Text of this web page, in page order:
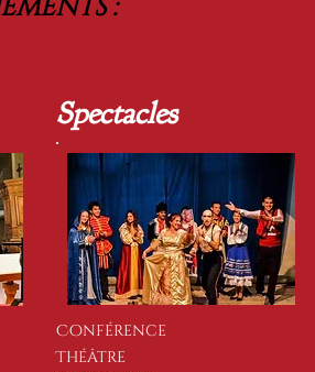
:
Spectacles
Conférence
Théâtre